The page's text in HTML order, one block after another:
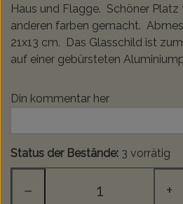
Haus und Flagge. Schöner
anderen farben gemacht.
21x13 cm. Das Glasschild ist
auf einer gebürsteten
Din kommentar her
Status der Bestände: 3 vorrätig
− +